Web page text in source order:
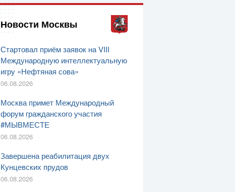
Новости Москвы
Стартовал приём заявок на VIII
Международную интеллектуальную
игру «Нефтяная сова»
06.08.2026
Москва примет Международный
форум гражданского участия
#МЫВМЕСТЕ
06.08.2026
Завершена реабилитация двух
Кунцевских прудов
06.08.2026